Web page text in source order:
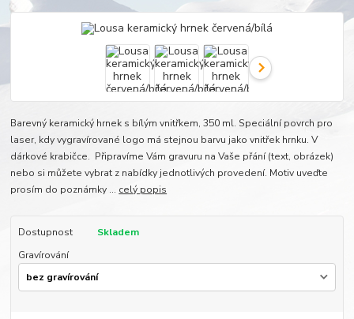
Barevný keramický hrnek s bílým vnitřkem, 350 ml. Speciální povrch pro
laser, kdy vygravírované logo má stejnou barvu jako vnitřek hrnku. V
dárkové krabičce. Připravíme Vám gravuru na Vaše přání (text, obrázek)
nebo si můžete vybrat z nabídky jednotlivých provedení. Motiv uveďte
prosím do poznámky ... celý popis
Dostupnost
Skladem
Gravírování